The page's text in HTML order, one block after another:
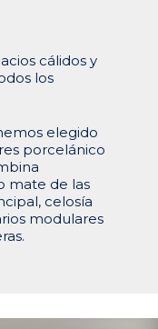
cálidos y
los
elegido
porcelánico
mate de las
celosía
modulares